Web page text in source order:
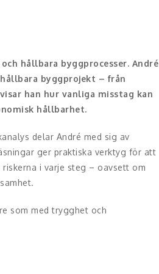
hållbara byggprocesser. André
byggprojekt – från
han hur vanliga misstag kan
hållbarhet.
delar André med sig av
ger praktiska verktyg för att
i varje steg – oavsett om
som med trygghet och